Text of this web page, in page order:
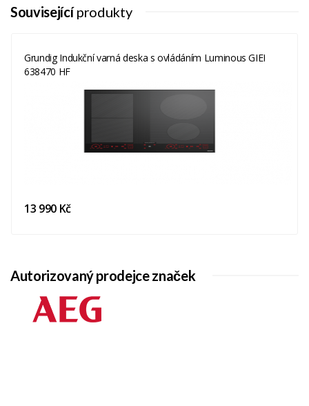
Související produkty
Grundig Indukční varná deska s ovládáním Luminous GIEI
638470 HF
13 990 Kč
Autorizovaný prodejce značek